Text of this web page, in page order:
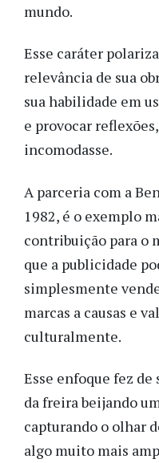
mundo.
Esse caráter
relevância de sua
sua habilidade em
e provocar
incomodasse.
A parceria com a
1982, é o exemplo
contribuição para o
que a publicidade
simplesmente
marcas a causas e
culturalmente.
Esse enfoque fez de
da freira beijando
capturando o olhar
algo muito mais